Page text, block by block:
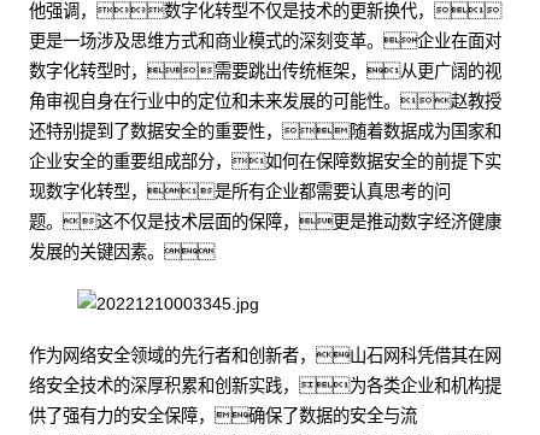
他强调，数字化转型不仅是技术的更新换代，
更是一场涉及思维方式和商业模式的深刻变革。企业在面对
数字化转型时，需要跳出传统框架，从更广阔的视
角审视自身在行业中的定位和未来发展的可能性。赵教授
还特别提到了数据安全的重要性，随着数据成为国家和
企业安全的重要组成部分，如何在保障数据安全的前提下实
现数字化转型，是所有企业都需要认真思考的问
题。这不仅是技术层面的保障，更是推动数字经济健康
发展的关键因素。
作为网络安全领域的先行者和创新者，山石网科凭借其在网
络安全技术的深厚积累和创新实践，为各类企业和机构提
供了强有力的安全保障，确保了数据的安全与流